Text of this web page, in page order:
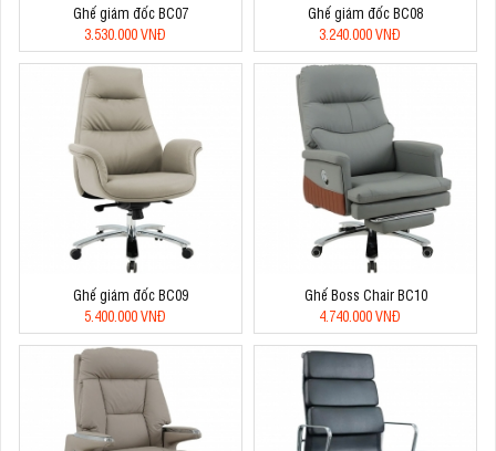
Ghế giám đốc BC07
3.530.000 VNĐ
Ghế giám đốc BC08
3.240.000 VNĐ
Ghế giám đốc BC09
5.400.000 VNĐ
Ghế Boss Chair BC10
4.740.000 VNĐ